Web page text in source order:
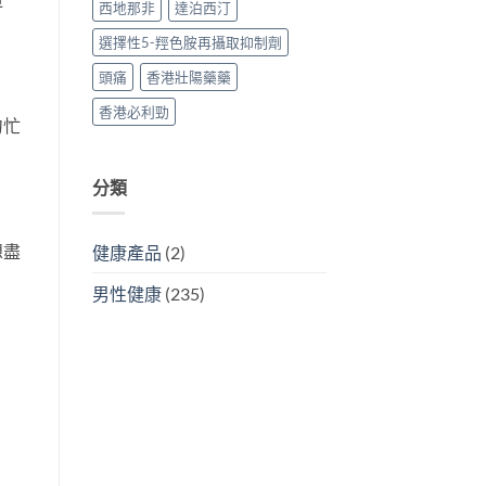
西地那非
達泊西汀
選擇性5-羥色胺再攝取抑制劑
頭痛
香港壯陽藥藥
香港必利勁
分類
健康產品 (2)
男性健康(235)